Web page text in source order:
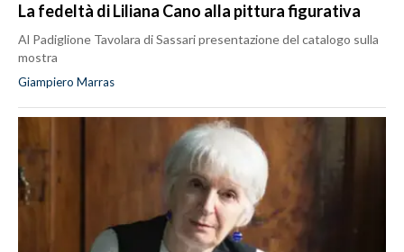
La fedeltà di Liliana Cano alla pittura figurativa
Al Padiglione Tavolara di Sassari presentazione del catalogo sulla
mostra
Giampiero Marras